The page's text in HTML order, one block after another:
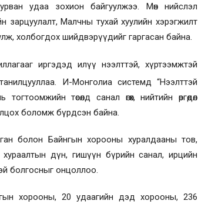
удаа зохион байгуулжээ. Мөн нийслэл
зарцуулалт, Малчны тухай хуулийн хэрэгжилт
холбогдох шийдвэрүүдийг гаргасан байна.
иргэдэд илүү нээлттэй, хүртээмжтэй
И-Монголиа системд “Нээлттэй
төсөлд санал өгөх, нийтийн өргөдөл
боломж бүрдсэн байна.
болон Байнгын хорооны хуралдааны тов,
дүн, гишүүн бүрийн санал, ирцийн
болгосныг онцоллоо.
хорооны, 20 удаагийн дэд хорооны, 236